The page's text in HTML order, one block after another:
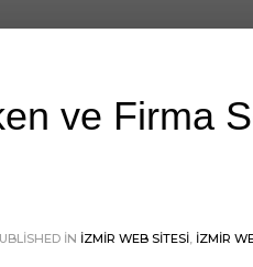
ve Firma
IN İZMIR WEB SITESI, İZMIR